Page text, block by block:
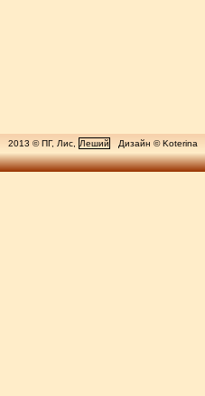
2013 © ПГ, Лис, Леший Дизайн © Koterina